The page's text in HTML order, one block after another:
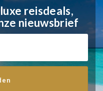
reisdeals,
nieuwsbrief